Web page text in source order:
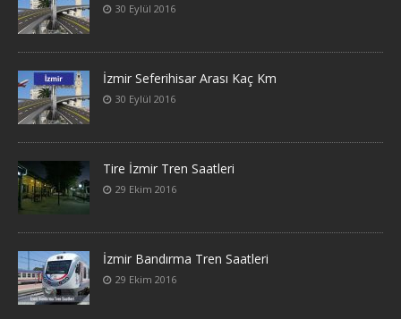
30 Eylül 2016
İzmir Seferihisar Arası Kaç Km
30 Eylül 2016
Tire İzmir Tren Saatleri
29 Ekim 2016
İzmir Bandırma Tren Saatleri
29 Ekim 2016